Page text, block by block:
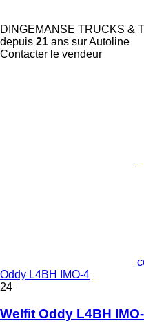
DINGEMANSE TRUCKS &
depuis 21 ans sur Autoline
Contacter le vendeur
Oddy L4BH IMO-4
24
Welfit Oddy L4BH